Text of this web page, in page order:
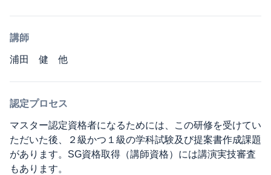
講師
浦田 健 他
認定プロセス
マスター認定資格者になるためには、この研修を受けてい
ただいた後、２級かつ１級の学科試験及び提案書作成課題
があります。SG資格取得（講師資格）には講演実技審査
もあります。